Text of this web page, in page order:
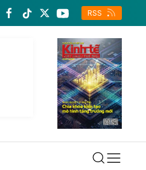
Trang thông tin kinh
RSS